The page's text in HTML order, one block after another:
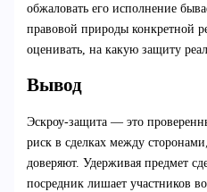
обжаловать его исполнение
правовой природы конкретной
оценивать, на какую защиту
Вывод
Эскроу-защита — это
риск в сделках между
доверяют. Удерживая предмет
посредник лишает участников